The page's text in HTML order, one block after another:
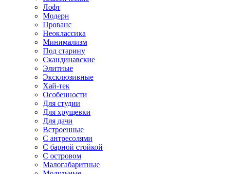
Лофт
Модерн
Прованс
Неоклассика
Минимализм
Под старину
Скандинавские
Элитные
Эксклюзивные
Хай-тек
Особенности
Для студии
Для хрущевки
Для дачи
Встроенные
С антресолями
С барной стойкой
С островом
Малогабаритные